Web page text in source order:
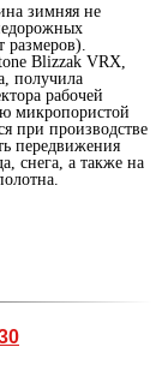
зимняя не
размеров).
Blizzak VRX,
получила
рабочей
микропористой
при производстве
передвижения
снега, а также на